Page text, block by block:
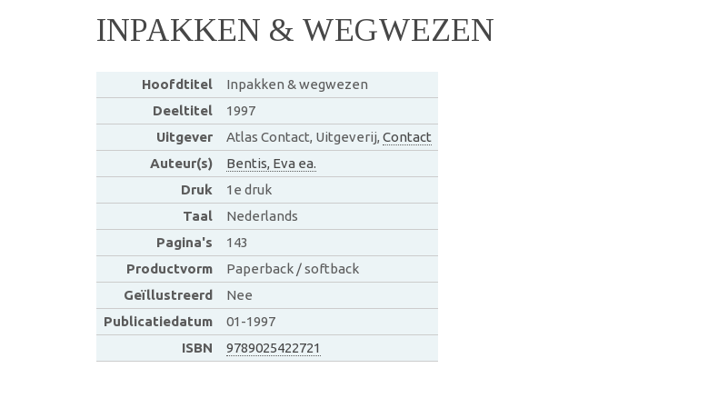
INPAKKEN & WEGWEZEN
Hoofdtitel
Inpakken & wegwezen
Deeltitel
1997
Uitgever
Atlas Contact, Uitgeverij, Contact
Auteur(s)
Bentis, Eva ea.
Druk
1e druk
Taal
Nederlands
Pagina's
143
Productvorm
Paperback / softback
Geïllustreerd
Nee
Publicatiedatum
01-1997
ISBN
9789025422721